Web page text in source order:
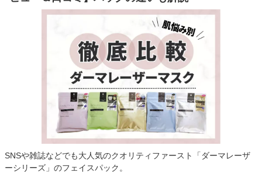
SNSや雑誌などでも大人気のクオリティファースト「ダーマレーザ
ーシリーズ」のフェイスパック。